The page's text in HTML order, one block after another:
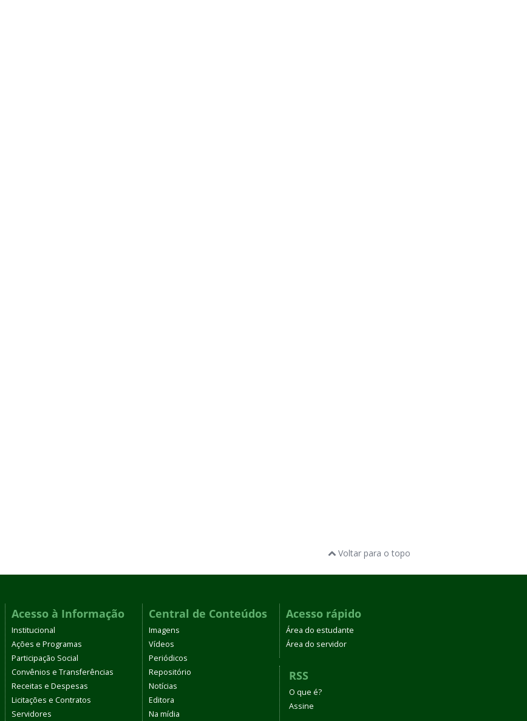
Voltar para o topo
Acesso à Informação
Institucional
Ações e Programas
Participação Social
Convênios e Transferências
Receitas e Despesas
Licitações e Contratos
Servidores
Central de Conteúdos
Imagens
Vídeos
Periódicos
Repositório
Notícias
Editora
Na mídia
Acesso rápido
Área do estudante
Área do servidor
RSS
O que é?
Assine